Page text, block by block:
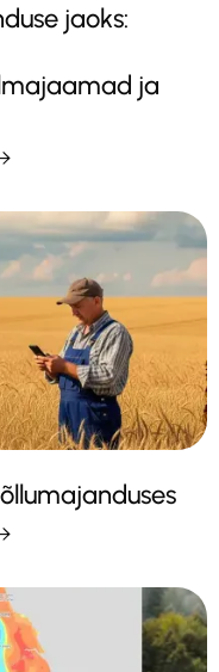
jaoks:
ja